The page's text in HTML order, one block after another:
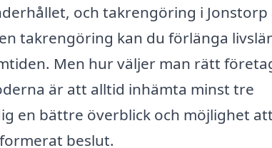
och takrengöring i Jonstorp
takrengöring kan du förlänga
Men hur väljer man rätt
är att alltid inhämta minst tre
en bättre överblick och möjlighet
beslut.